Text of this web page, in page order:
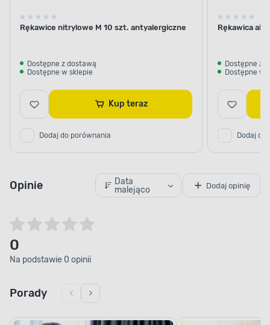
Rękawice nitrylowe M 10 szt. antyalergiczne
Dostępne z dostawą
Dostępne w sklepie
Kup teraz
Dodaj do porównania
Rękawica
Dostępne z
Dostępne w
Dodaj do
Opinie
Data
malejąco
Dodaj opinię
0
Na podstawie 0 opinii
Porady